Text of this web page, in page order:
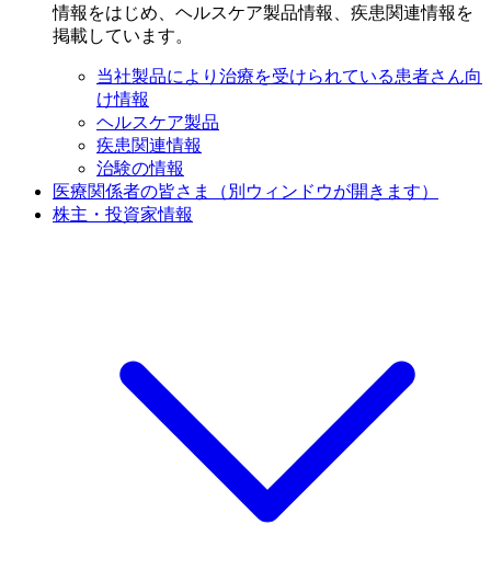
情報をはじめ、ヘルスケア製品情報、疾患関連情報を
掲載しています。
当社製品により治療を受けられている患者さん向
け情報
ヘルスケア製品
疾患関連情報
治験の情報
医療関係者の皆さま
（別ウィンドウが開きます）
株主・投資家情報